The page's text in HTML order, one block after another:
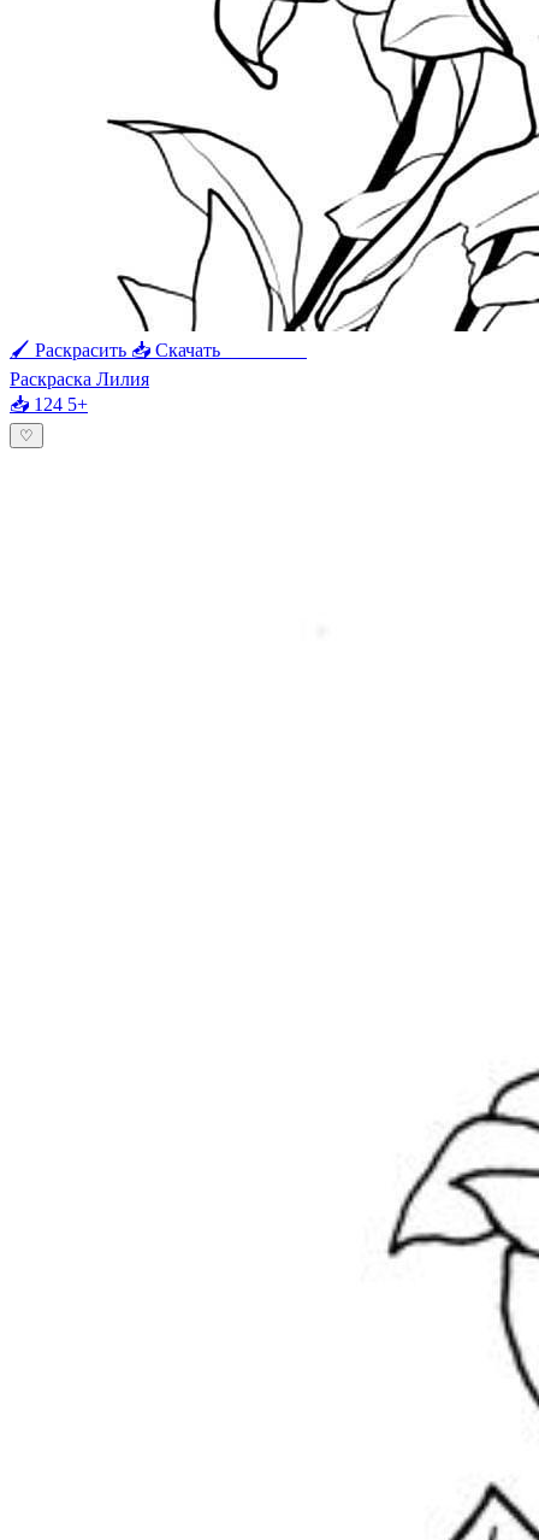
🖌 Раскрасить 📥 Скачать
Раскраска Лилия
📥 124 5+
♡